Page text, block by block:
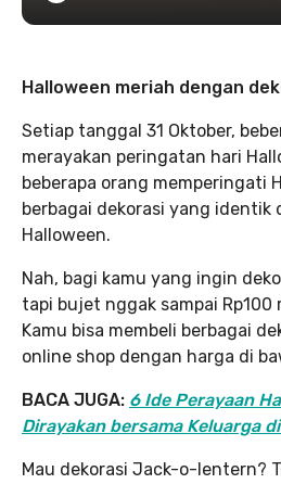
Halloween meriah dengan
Setiap tanggal 31 Oktober,
merayakan peringatan hari
beberapa orang memperingati
berbagai dekorasi yang identik
Halloween.
Nah, bagi kamu yang ingin
tapi bujet nggak sampai
Kamu bisa membeli berbagai
online shop dengan harga di
BACA JUGA: 6 Ide Perayaan
Dirayakan bersama Keluarga
Mau dekorasi Jack-o-lentern?